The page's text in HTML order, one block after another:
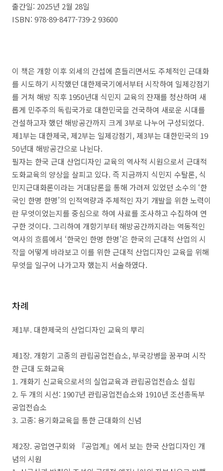
출간일: 2025년 2월 28일
ISBN: 978-89-8477-739-2 93600
이 책은 개항 이후 외세의 간섭에 흔들리면서도 주체적인 근대화
를 시도하기 시작했던 대한제국기에서부터 시작하여 일제강점기
를 거쳐 해방 직후 1950년대 식민지 교육의 잔재를 청산하며 새
롭게 민주주의 독립국가로 대한민국을 건국하여 새로운 시대를
건설하고자 했던 해방공간까지 크게 3부로 나누어 구성되었다.
제1부는 대한제국, 제2부는 일제강점기, 제3부는 대한민국의 19
50년대 해방공간으로 나뉜다.
필자는 한국 근대 산업디자인 교육의 역사적 시원으로서 근대적
도화교육의 양상을 살피고 있다. 즉 지금까지 식민지 수탈론,식
민지근대화론이라는 거대담론을 통해 가려져 있었던 소수의 ‘한
국인 한명 한명’의 인적역량과 주체적인 자기 개발을 위한 노력이
란 무엇이었는지를 중심으로 하여 사료를 조사하고 수집하여 연
구한 것이다. 그리하여 개항기부터 해방공간까지라는 역동적인
역사의 흐름에서 ‘한국인 한명 한명’은 한국의 근대적 산업의 시
작을 어떻게 바라보고 이를 위한 근대적 산업디자인 교육을 위해
무엇을 일구어 나가고자 했는지 서술하였다.
차례
제1부. 대한제국의 산업디자인 교육의 뿌리
제1장. 개항기 고종의 관립공업전습소,부국강병을 꿈꾸며 시작
한 근대 도화교육
1. 개화기 신교육으로서의 실업교육과 관립공업전습소 설립
2. 두 개의 시선: 1907년 관립공업전습소와 1910년 조선총독부
공업전습소
3. 고종: 용기화교육을 통한 근대화의 신념
제2장. 공업연구회와 『공업계』 에서 보는 한국 산업디자인 개
념의 시원